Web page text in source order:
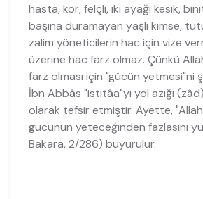
hasta, kör, felçli, iki ayağı kesik,
başına duramayan yaşlı kimse,
zalim yöneticilerin hac için vize
üzerine hac farz olmaz. Çünkü
farz olması için "gücün yetmesi"ni
İbn Abbâs "istitâa"yı yol azığı
olarak tefsir etmiştir. Ayette,
gücünün yeteceğinden fazlasını
Bakara, 2/286) buyurulur.